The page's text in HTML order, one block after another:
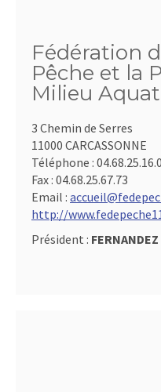
Fédération
Pêche et la
Milieu
3 Chemin de Serres
11000 CARCASSONNE
Téléphone :
Fax : 04.68.25.67.73
Email :
http://
Président :